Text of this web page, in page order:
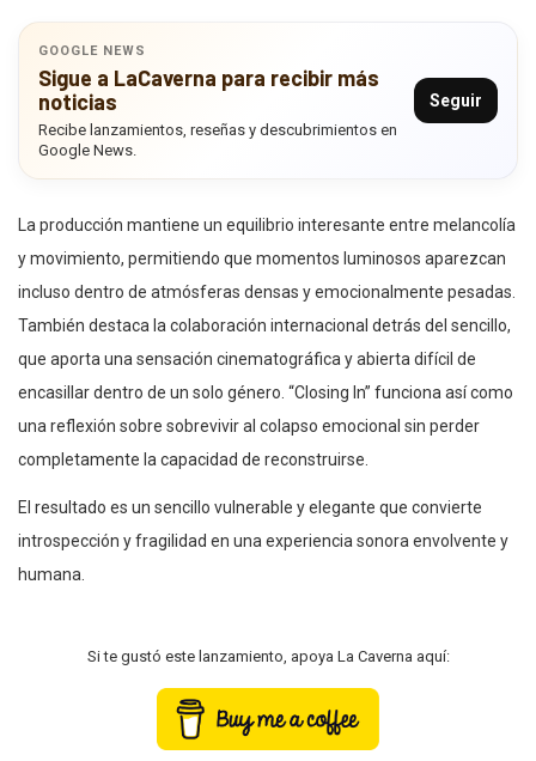
GOOGLE NEWS
Sigue a LaCaverna para recibir más
noticias
Recibe lanzamientos, reseñas y descubrimientos en
Google News.
Seguir
La producción mantiene un equilibrio interesante entre melancolía
y movimiento, permitiendo que momentos luminosos aparezcan
incluso dentro de atmósferas densas y emocionalmente pesadas.
También destaca la colaboración internacional detrás del sencillo,
que aporta una sensación cinematográfica y abierta difícil de
encasillar dentro de un solo género. “Closing In” funciona así como
una reflexión sobre sobrevivir al colapso emocional sin perder
completamente la capacidad de reconstruirse.
El resultado es un sencillo vulnerable y elegante que convierte
introspección y fragilidad en una experiencia sonora envolvente y
humana.
Si te gustó este lanzamiento, apoya La Caverna aquí: